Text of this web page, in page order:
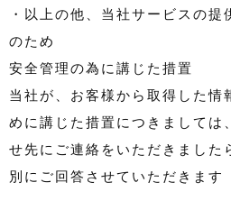
・以上の他、当社サービスの
のため
安全管理の為に講じた措置
当社が、お客様から取得した情
めに講じた措置につきましては
せ先にご連絡をいただきました
別にご回答させていただきます